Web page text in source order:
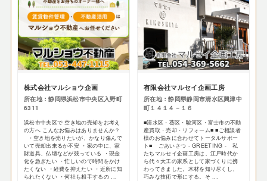
株式会社マルショウ企画
所在地：静岡県浜松市中央区入野町
6311
浜松市中央区で 空き地の売却をお考え
の方へ こんなお悩みはありませんか？
・空き地を売りたいが、かなり傷んで
いて売却出来るか不安 ・家の中に、家
財道具、仏壇などが残っている ・現金
化を急ぎたい ・忙しいので時間をかけ
たくない ・経費を抑えたい ・近所に知
られたくない ・何社も相手するの ...
有限会社マルセイ企画工房
所在地：静岡県静岡市清水区興津中
町１４１４－１６
■清水区・葵区・駿河区・富士市の不動
産買取・売却・リフォーム■ ■ご相談者
様のお悩みに合わせてトータルサポー
ト■ ごあいさつ - GREETING - 私
たちマルセイ企画工房は、江戸時代か
ら代々大工の家系として家づくりに携
わってきました。木材を知り尽くし、
巧みな技術で形にする。そ ...